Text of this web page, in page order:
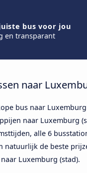
bus voor jou
en transparant
naar
bus naar
naar Luxemburg
alle 6
natuurlijk de beste
Luxemburg (stad).